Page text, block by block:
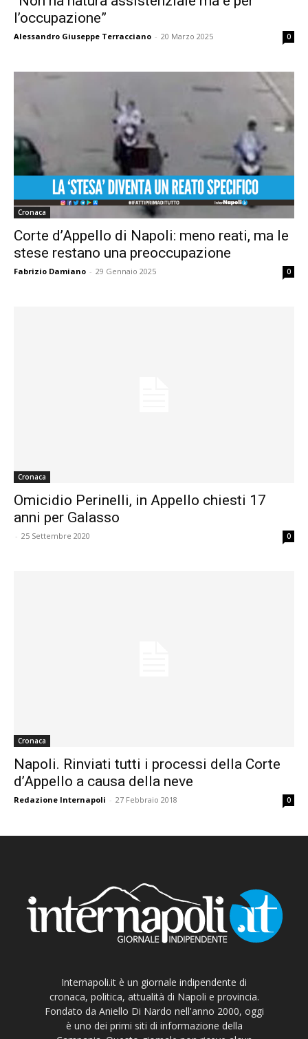
l’occupazione”
Alessandro Giuseppe Terracciano - 20 Marzo 2025 0
Cronaca
Corte d’Appello di Napoli: meno reati, ma le
stese restano una preoccupazione
Fabrizio Damiano - 29 Gennaio 2025 0
Cronaca
Omicidio Perinelli, in Appello chiesti 17
anni per Galasso
- 25 Settembre 2020 0
Cronaca
Napoli. Rinviati tutti i processi della Corte
d’Appello a causa della neve
Redazione Internapoli - 27 Febbraio 2018 0
Internapoli.it è un giornale indipendente di
cronaca, politica, attualità di Napoli e provincia.
Fondato da Aniello Di Nardo nell'anno 2000, oggi
è uno dei primi siti di informazione della